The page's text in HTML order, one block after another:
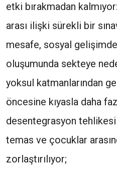
etki bırakmadan
arası ilişki sürekli bir
mesafe, sosyal
oluşumunda sekteye
yoksul katmanlarından
öncesine kıyasla daha
desentegrasyon tehlikesi
temas ve çocuklar
zorlaştırılıyor;